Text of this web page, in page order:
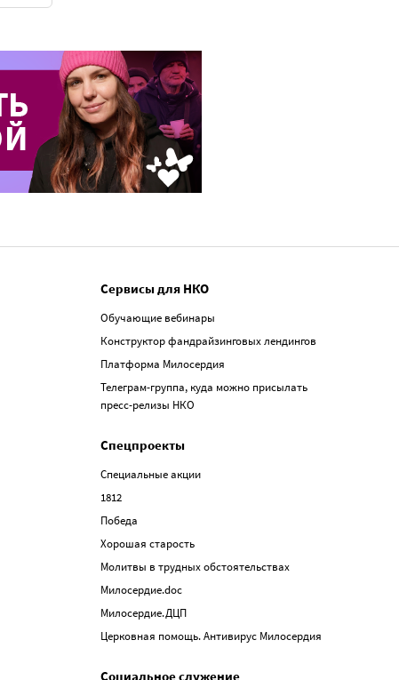
Сервисы для НКО
Обучающие вебинары
Конструктор фандрайзинговых лендингов
Платформа Милосердия
Телеграм-группа, куда можно присылать
пресс-релизы НКО
Спецпроекты
Специальные акции
1812
Победа
Хорошая старость
Молитвы в трудных обстоятельствах
Милосердие.doc
Милосердие.ДЦП
Церковная помощь. Антивирус Милосердия
Социальное служение